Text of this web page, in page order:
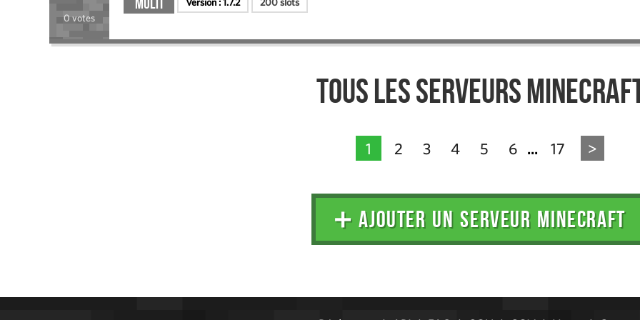
0 votes
Tous les serveurs
1 2 3 4 5 6 ... 17 >
➕ AJOUTER UN SERVEUR MINECRAFT